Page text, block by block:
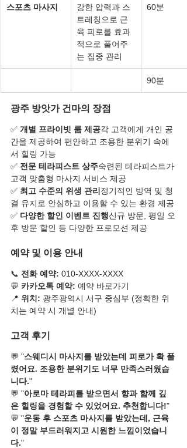
스포츠 마사지
강한 압력과 스
트레칭으로 근
육 피로를 효과
적으로 풀어주
는 집중 관리
60분
90분
광주 방앗가 건마의 장점
✅ 개별 프라이빗 룸 제공각 고객에게 개인 공
간을 제공하여 편안하고 조용한 분위기 속에
서 힐링 가능
✅ 전문 테라피스트 상주숙련된 테라피스트가
고객 맞춤형 마사지 서비스 제공
✅ 최고 수준의 위생 관리 정기적인 방역 및 청
결 유지로 안심하고 이용할 수 있는 환경 제공
✅ 다양한 할인 이벤트 진행신규 방문, 평일 오
후 방문 할인 등 다양한 프로모션 제공
예약 및 이용 안내
📞 전화 예약: 010-XXXX-XXXX
💬 카카오톡 예약: 예약 바로가기
📍 위치: 광주광역시 서구 중심부 (정확한 위
치는 예약 시 개별 안내)
고객 후기
💬 "스웨디시 마사지를 받았는데 피로가 확 풀
렸어요. 조용한 분위기도 너무 만족스러웠습
니다."
💬 "아로마 테라피를 받으면서 향과 함께 깊
은 힐링을 경험할 수 있었어요. 추천합니다!"
💬 "운동 후 스포츠 마사지를 받았는데, 근육
이 정말 부드러워지고 시원한 느낌이었습니
다."